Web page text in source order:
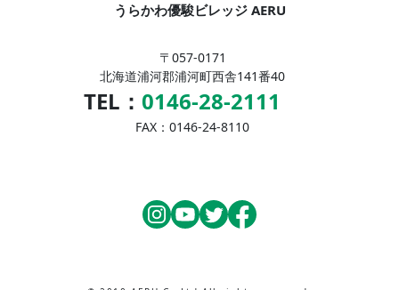
うらかわ優駿ビレッジ AERU
〒057-0171
北海道浦河郡浦河町西舎141番40
TEL： 0146-28-2111
FAX：0146-24-8110